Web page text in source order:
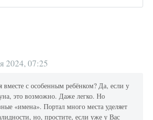
2024, 07:25
вместе с особенным ребёнком? Да, если у
это возможно. Даже легко. Но
«имена». Портал много места уделяет
но, простите, если уже у Вас